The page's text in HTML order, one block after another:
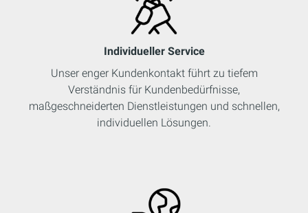
Individueller Service
Unser enger Kundenkontakt führt zu tiefem
Verständnis für Kundenbedürfnisse,
maßgeschneiderten Dienstleistungen und schnellen,
individuellen Lösungen.